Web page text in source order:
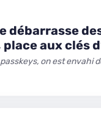
débarrasse
aux clés
on est envahi